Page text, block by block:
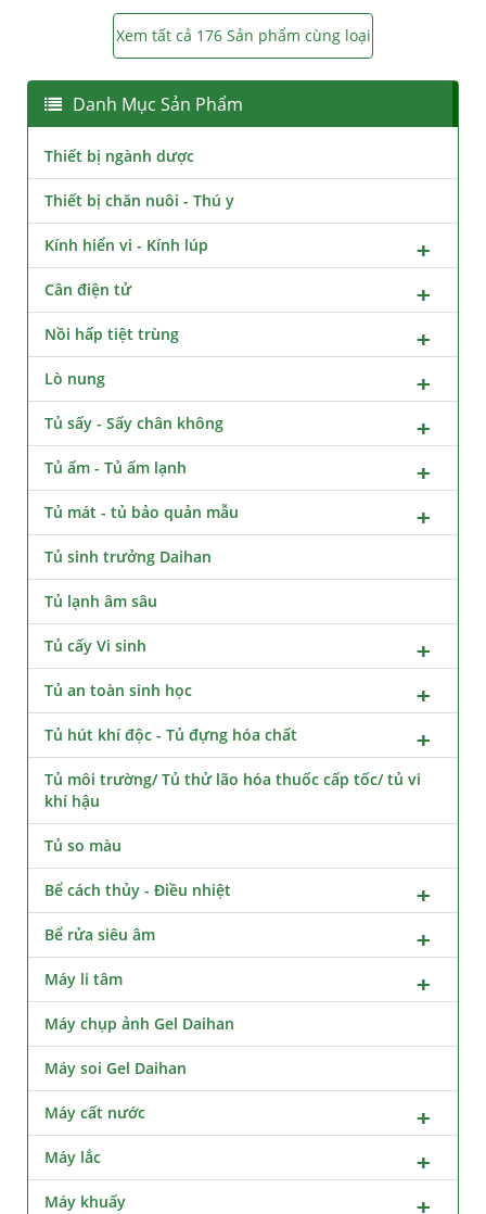
Xem tất cả 176 Sản phẩm cùng loại
Danh Mục Sản Phẩm
Thiết bị ngành dược
Thiết bị chăn nuôi - Thú y
Kính hiển vi - Kính lúp
Cân điện tử
Nồi hấp tiệt trùng
Lò nung
Tủ sấy - Sấy chân không
Tủ ấm - Tủ ấm lạnh
Tủ mát - tủ bảo quản mẫu
Tủ sinh trưởng Daihan
Tủ lạnh âm sâu
Tủ cấy Vi sinh
Tủ an toàn sinh học
Tủ hút khí độc - Tủ đựng hóa chất
Tủ môi trường/ Tủ thử lão hóa thuốc cấp tốc/ tủ vi
khí hậu
Tủ so màu
Bể cách thủy - Điều nhiệt
Bể rửa siêu âm
Máy li tâm
Máy chụp ảnh Gel Daihan
Máy soi Gel Daihan
Máy cất nước
Máy lắc
Máy khuấy